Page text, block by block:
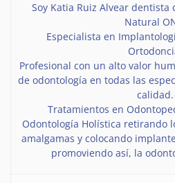
Soy Katia Ruiz Alvear
Natural
Especialista en
Profesional con un alto valor
de odontología en todas las
calidad.
Tratamientos en
Odontología Holística retirando
amalgamas y colocando
promoviendo así, la